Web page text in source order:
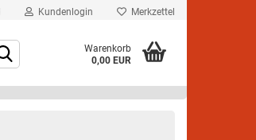
Kundenlogin Merkzettel
Warenkorb
0,00 EUR